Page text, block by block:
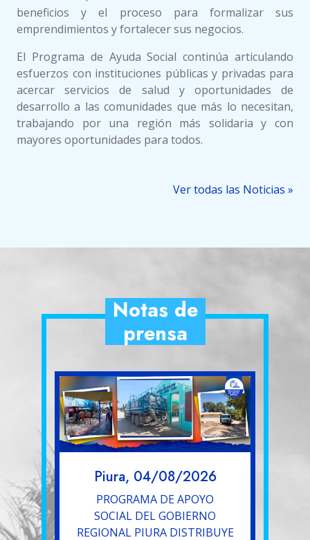
beneficios y el proceso para formalizar sus
emprendimientos y fortalecer sus negocios.
El Programa de Ayuda Social continúa articulando
esfuerzos con instituciones públicas y privadas para
acercar servicios de salud y oportunidades de
desarrollo a las comunidades que más lo necesitan,
trabajando por una región más solidaria y con
mayores oportunidades para todos.
Ver todas las Noticias »
Notas de
prensa
Piura, 04/08/2026
PROGRAMA DE APOYO
SOCIAL DEL GOBIERNO
REGIONAL PIURA DISTRIBUYE